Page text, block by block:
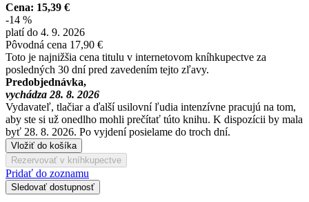
Cena: 15,39 €
-14 %
platí do 4. 9. 2026
Pôvodná cena 17,90 €
Toto je najnižšia cena titulu v internetovom kníhkupectve za
posledných 30 dní pred zavedením tejto zľavy.
Predobjednávka,
vychádza 28. 8. 2026
Vydavateľ, tlačiar a ďalší usilovní ľudia intenzívne pracujú na tom,
aby ste si už onedlho mohli prečítať túto knihu. K dispozícii by mala
byť 28. 8. 2026. Po vyjdení posielame do troch dní.
Vložiť do košíka
Rezervovať v kníhkupectve
Pridať do zoznamu
Sledovať dostupnosť